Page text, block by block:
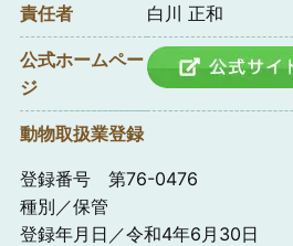
責任者 白川 正和
公式ホームペー
ジ
動物取扱業登録
登録番号 第76-0476
種別／保管
登録年月日／令和4年6月30日